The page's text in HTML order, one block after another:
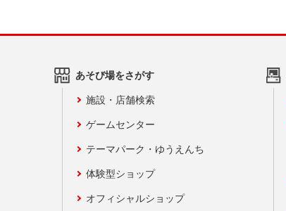
あそび場をさがす
施設・店舗検索
ゲームセンター
テーマパーク・ゆうえんち
体験型ショップ
オフィシャルショップ